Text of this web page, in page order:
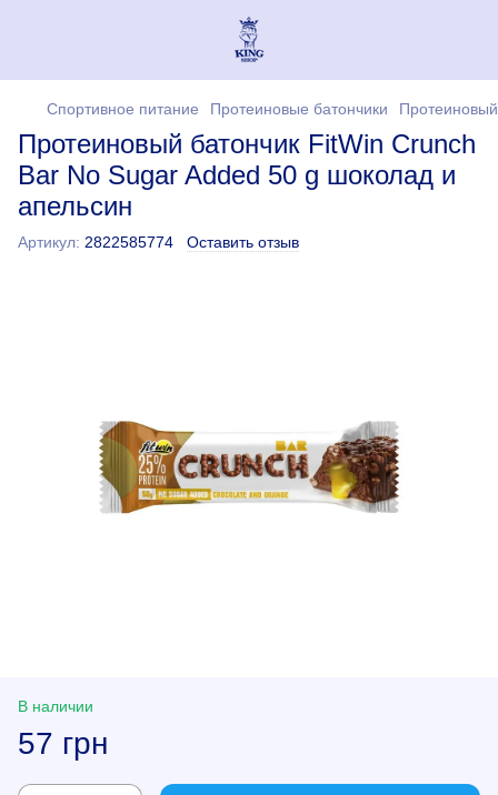
Спортивное питание Протеиновые батончики
Протеиновый батончик FitWin Crunch
Bar No Sugar Added 50 g шоколад и
апельсин
Артикул: 2822585774 Оставить отзыв
В наличии
57 грн